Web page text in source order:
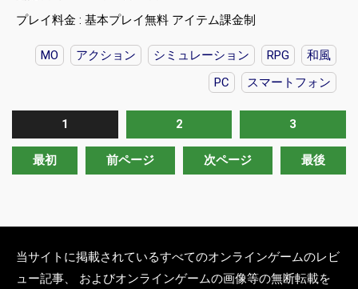
プレイ料金 : 基本プレイ無料 アイテム課金制
MO アクション シミュレーション RPG
和風
PC
スマートフォン
1 2 3
最初 前ページ 次ページ 最後
当サイトに掲載されているすべてのオンラインゲームのレビ
ュー記事、 およびオンラインゲームの画像等の無断転載を